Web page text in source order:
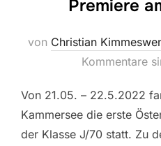
Premiere
von Christian
Kommentare
Von 21.05. – 22.5.2022
Kammersee die erste
der Klasse J/70 statt. Zu